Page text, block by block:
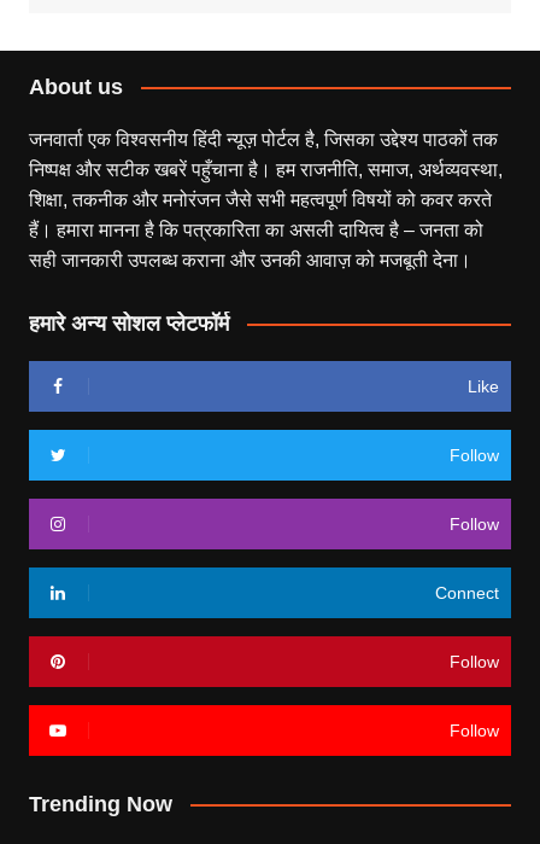
About us
जनवार्ता एक विश्वसनीय हिंदी न्यूज़ पोर्टल है, जिसका उद्देश्य पाठकों तक
निष्पक्ष और सटीक खबरें पहुँचाना है। हम राजनीति, समाज, अर्थव्यवस्था,
शिक्षा, तकनीक और मनोरंजन जैसे सभी महत्वपूर्ण विषयों को कवर करते
हैं। हमारा मानना है कि पत्रकारिता का असली दायित्व है – जनता को
सही जानकारी उपलब्ध कराना और उनकी आवाज़ को मजबूती देना।
हमारे अन्य सोशल प्लेटफॉर्म
Like
Follow
Follow
Connect
Follow
Follow
Trending Now